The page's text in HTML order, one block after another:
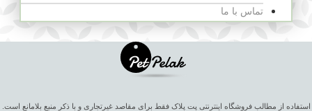
تماس با ما
استفاده از مطالب فروشگاه اینترنتی پت پلاک فقط برای مقاصد غیرتجاری و با ذکر منبع بلامانع است.